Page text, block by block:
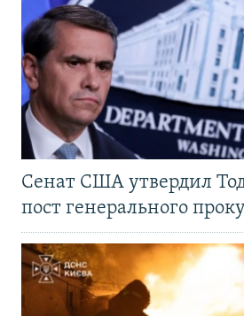
Сенат США утвердил
пост генерального